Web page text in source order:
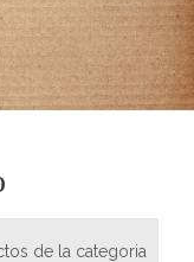
de la categoria